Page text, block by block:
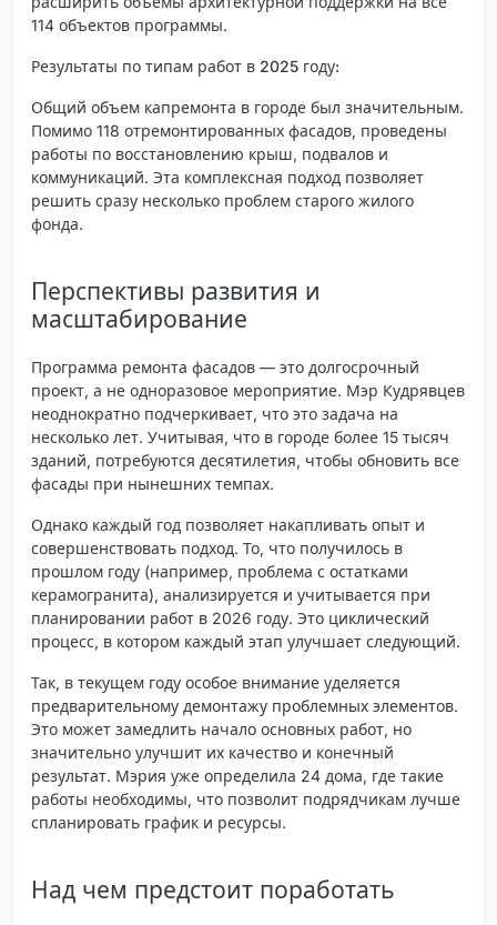
114 объектов программы.
Результаты по типам работ в 2025 году:
Общий объем капремонта в городе был значительным.
Помимо 118 отремонтированных фасадов, проведены
работы по восстановлению крыш, подвалов и
коммуникаций. Эта комплексная подход позволяет
решить сразу несколько проблем старого жилого
фонда.
Перспективы развития и
масштабирование
Программа ремонта фасадов — это долгосрочный
проект, а не одноразовое мероприятие. Мэр Кудрявцев
неоднократно подчеркивает, что это задача на
несколько лет. Учитывая, что в городе более 15 тысяч
зданий, потребуются десятилетия, чтобы обновить все
фасады при нынешних темпах.
Однако каждый год позволяет накапливать опыт и
совершенствовать подход. То, что получилось в
прошлом году (например, проблема с остатками
керамогранита), анализируется и учитывается при
планировании работ в 2026 году. Это циклический
процесс, в котором каждый этап улучшает следующий.
Так, в текущем году особое внимание уделяется
предварительному демонтажу проблемных элементов.
Это может замедлить начало основных работ, но
значительно улучшит их качество и конечный
результат. Мэрия уже определила 24 дома, где такие
работы необходимы, что позволит подрядчикам лучше
спланировать график и ресурсы.
Над чем предстоит поработать